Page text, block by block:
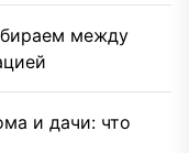
между
и дачи: что